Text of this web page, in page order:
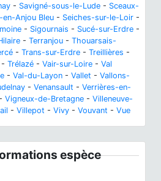
- Savigné-sous-le-Lude - Sceaux-
en-Anjou Bleu - Seiches-sur-le-Loir -
- Sigournais - Sucé-sur-Erdre -
- Terranjou - Thouarsais-
- Trans-sur-Erdre - Treillières -
- Trélazé - Vair-sur-Loire - Val
- Val-du-Layon - Vallet - Vallons-
- Venansault - Verrières-en-
- Vigneux-de-Bretagne - Villeneuve-
- Villepot - Vivy - Vouvant - Vue
espèce